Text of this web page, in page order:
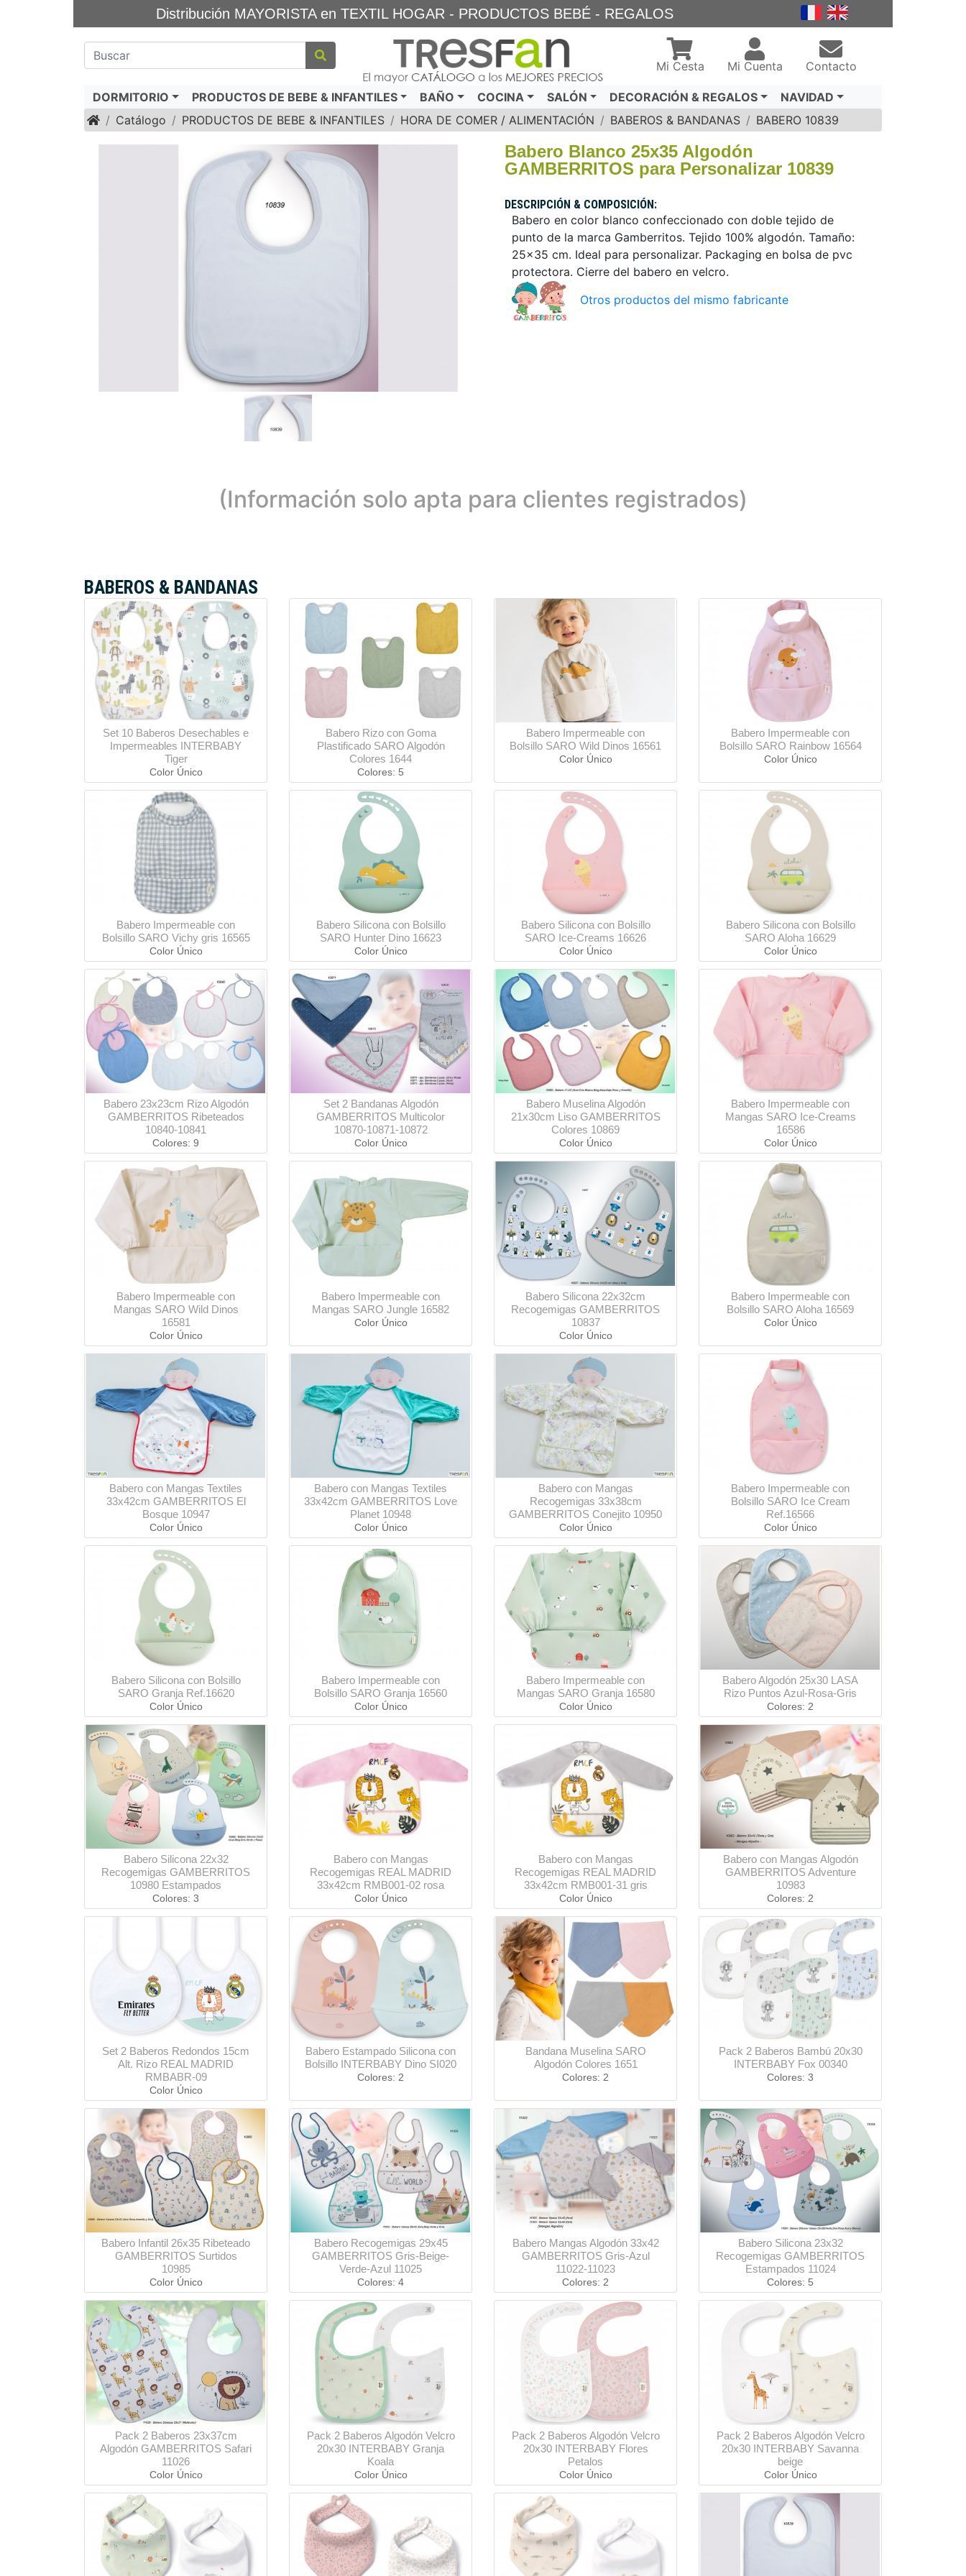
Distribución MAYORISTA en TEXTIL HOGAR - PRODUCTOS BEBÉ - REGALOS
Mi Cesta Mi Cuenta Contacto
DORMITORIO PRODUCTOS DE BEBE & INFANTILES BAÑO COCINA SALÓN DECORACIÓN & REGALOS
NAVIDAD
InicioCatálogo PRODUCTOS DE BEBE & INFANTILES HORA DE COMER / ALIMENTACIÓN BABEROS & BANDANAS BABERO 10839
Babero Blanco 25x35 Algodón
GAMBERRITOS para Personalizar 10839
DESCRIPCIÓN & COMPOSICIÓN:
Babero en color blanco confeccionado con doble tejido de
punto de la marca Gamberritos. Tejido 100% algodón. Tamaño:
25x35 cm. Ideal para personalizar. Packaging en bolsa de pvc
protectora. Cierre del babero en velcro.
Otros productos del mismo fabricante
(Información solo apta para clientes registrados)
BABEROS & BANDANAS
Set 10 Baberos Desechables e
Impermeables INTERBABY
Tiger
Color Único
Babero Rizo con Goma
Plastificado SARO Algodón
Colores 1644
Colores: 5
Babero Impermeable con
Bolsillo SARO Wild Dinos 16561
Color Único
Babero Impermeable con
Bolsillo SARO Rainbow 16564
Color Único
Babero Impermeable con
Bolsillo SARO Vichy gris 16565
Color Único
Babero Silicona con Bolsillo
SARO Hunter Dino 16623
Color Único
Babero Silicona con Bolsillo
SARO Ice-Creams 16626
Color Único
Babero Silicona con Bolsillo
SARO Aloha 16629
Color Único
Babero 23x23cm Rizo Algodón
GAMBERRITOS Ribeteados
10840-10841
Colores: 9
Set 2 Bandanas Algodón
GAMBERRITOS Multicolor
10870-10871-10872
Color Único
Babero Muselina Algodón
21x30cm Liso GAMBERRITOS
Colores 10869
Color Único
Babero Impermeable con
Mangas SARO Ice-Creams
16586
Color Único
Babero Impermeable con
Mangas SARO Wild Dinos
16581
Color Único
Babero Impermeable con
Mangas SARO Jungle 16582
Color Único
Babero Silicona 22x32cm
Recogemigas GAMBERRITOS
10837
Color Único
Babero Impermeable con
Bolsillo SARO Aloha 16569
Color Único
Babero con Mangas Textiles
33x42cm GAMBERRITOS El
Bosque 10947
Color Único
Babero con Mangas Textiles
33x42cm GAMBERRITOS Love
Planet 10948
Color Único
Babero con Mangas
Recogemigas 33x38cm
GAMBERRITOS Conejito 10950
Color Único
Babero Impermeable con
Bolsillo SARO Ice Cream
Ref.16566
Color Único
Babero Silicona con Bolsillo
SARO Granja Ref.16620
Color Único
Babero Impermeable con
Bolsillo SARO Granja 16560
Color Único
Babero Impermeable con
Mangas SARO Granja 16580
Color Único
Babero Algodón 25x30 LASA
Rizo Puntos Azul-Rosa-Gris
Colores: 2
Babero Silicona 22x32
Recogemigas GAMBERRITOS
10980 Estampados
Colores: 3
Babero con Mangas
Recogemigas REAL MADRID
33x42cm RMB001-02 rosa
Color Único
Babero con Mangas
Recogemigas REAL MADRID
33x42cm RMB001-31 gris
Color Único
Babero con Mangas Algodón
GAMBERRITOS Adventure
10983
Colores: 2
Set 2 Baberos Redondos 15cm
Alt. Rizo REAL MADRID
RMBABR-09
Color Único
Babero Estampado Silicona con
Bolsillo INTERBABY Dino SI020
Colores: 2
Bandana Muselina SARO
Algodón Colores 1651
Colores: 2
Pack 2 Baberos Bambú 20x30
INTERBABY Fox 00340
Colores: 3
Babero Infantil 26x35 Ribeteado
GAMBERRITOS Surtidos
10985
Color Único
Babero Recogemigas 29x45
GAMBERRITOS Gris-Beige-
Verde-Azul 11025
Colores: 4
Babero Mangas Algodón 33x42
GAMBERRITOS Gris-Azul
11022-11023
Colores: 2
Babero Silicona 23x32
Recogemigas GAMBERRITOS
Estampados 11024
Colores: 5
Pack 2 Baberos 23x37cm
Algodón GAMBERRITOS Safari
11026
Color Único
Pack 2 Baberos Algodón Velcro
20x30 INTERBABY Granja
Koala
Color Único
Pack 2 Baberos Algodón Velcro
20x30 INTERBABY Flores
Petalos
Color Único
Pack 2 Baberos Algodón Velcro
20x30 INTERBABY Savanna
beige
Color Único